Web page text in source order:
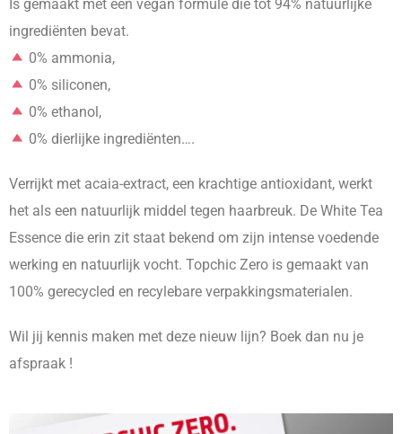
Is gemaakt met een vegan formule die tot 94% natuurlijke
ingrediënten bevat.
0% ammonia,
0% siliconen,
0% ethanol,
0% dierlijke ingrediënten….
Verrijkt met acaia-extract, een krachtige antioxidant, werkt
het als een natuurlijk middel tegen haarbreuk. De White Tea
Essence die erin zit staat bekend om zijn intense voedende
werking en natuurlijk vocht. Topchic Zero is gemaakt van
100% gerecycled en recylebare verpakkingsmaterialen.
Wil jij kennis maken met deze nieuw lijn? Boek dan nu je
afspraak !